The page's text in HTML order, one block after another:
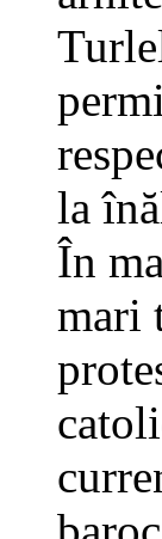
la
În
mari